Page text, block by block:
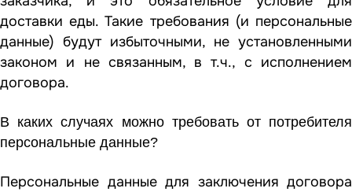
доставки еды. Такие требования (и персональные
данные) будут избыточными, не установленными
законом и не связанным, в т.ч., с исполнением
договора.
В каких случаях можно требовать от потребителя
персональные данные?
Персональные данные для заключения договора